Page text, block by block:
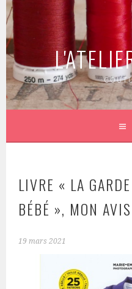
Aller
au
contenu
principal
LIVRE « LA
BÉBÉ », MON AVIS
19 mars 2021